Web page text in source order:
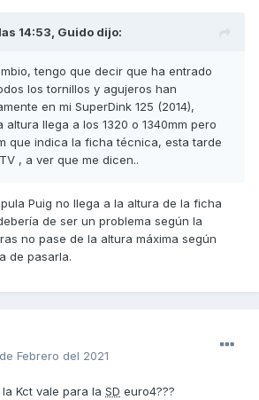
14:53, Guido dijo:
tengo que decir que ha entrado
los tornillos y agujeros han
en mi SuperDink 125 (2014),
altura llega a los 1320 o 1340mm pero
que indica la ficha técnica, esta tarde
, a ver que me dicen..
Puig no llega a la altura de la ficha
de ser un problema según la
no pase de la altura máxima según
de pasarla.
Febrero del 2021
Kct vale para la SD euro4???